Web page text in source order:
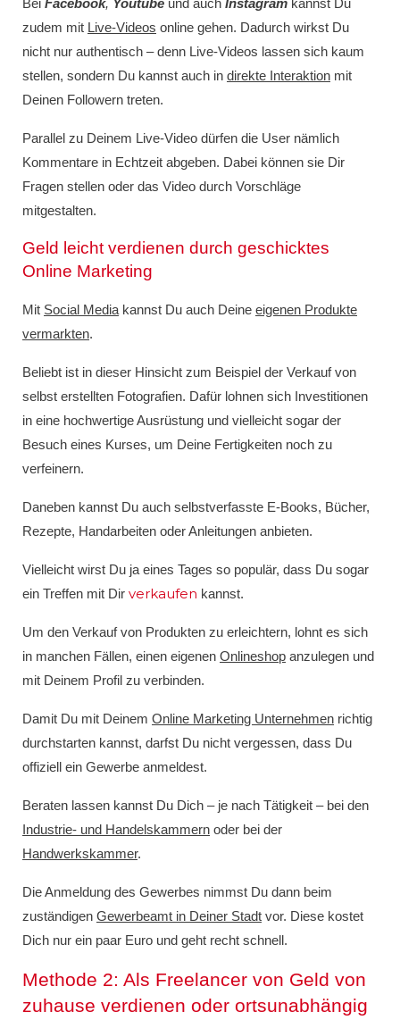
Bei Facebook, Youtube und auch Instagram kannst Du
zudem mit Live-Videos online gehen. Dadurch wirkst Du
nicht nur authentisch – denn Live-Videos lassen sich kaum
stellen, sondern Du kannst auch in direkte Interaktion mit
Deinen Followern treten.
Parallel zu Deinem Live-Video dürfen die User nämlich
Kommentare in Echtzeit abgeben. Dabei können sie Dir
Fragen stellen oder das Video durch Vorschläge
mitgestalten.
Geld leicht verdienen durch geschicktes
Online Marketing
Mit Social Mediakannst Du auch Deine eigenen Produkte
vermarkten.
Beliebt ist in dieser Hinsicht zum Beispiel der Verkauf von
selbst erstellten Fotografien. Dafür lohnen sich Investitionen
in eine hochwertige Ausrüstung und vielleicht sogar der
Besuch eines Kurses, um Deine Fertigkeiten noch zu
verfeinern.
Daneben kannst Du auch selbstverfasste E-Books, Bücher,
Rezepte, Handarbeiten oder Anleitungen anbieten.
Vielleicht wirst Du ja eines Tages so populär, dass Du sogar
ein Treffen mit Dir verkaufen kannst.
Um den Verkauf von Produkten zu erleichtern, lohnt es sich
in manchen Fällen, einen eigenen Onlineshop anzulegen und
mit Deinem Profil zu verbinden.
Damit Du mit Deinem Online Marketing Unternehmen richtig
durchstarten kannst, darfst Du nicht vergessen, dass Du
offiziell ein Gewerbe anmeldest.
Beraten lassen kannst Du Dich – je nach Tätigkeit – bei den
Industrie- und Handelskammern oder bei der
Handwerkskammer.
Die Anmeldung des Gewerbes nimmst Du dann beim
zuständigen Gewerbeamt in Deiner Stadt vor. Diese kostet
Dich nur ein paar Euro und geht recht schnell.
Methode 2: Als Freelancer von Geld von
zuhause verdienen oder ortsunabhängig